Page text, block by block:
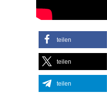
teilen
teilen
teilen